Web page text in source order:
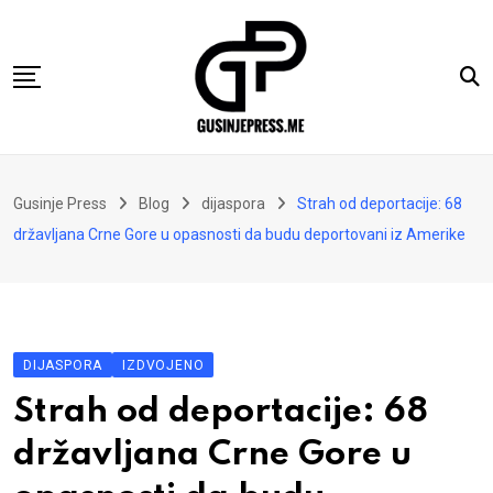
content
Vremeplov
Oglasi
Hajtarhana
Kontakt
Gusinje Press Blog dijaspora
Strah od deportacije: 68
državljana Crne Gore u opasnosti da budu deportovani iz Amerike
DIJASPORA IZDVOJENO
Strah od deportacije: 68
državljana Crne Gore u